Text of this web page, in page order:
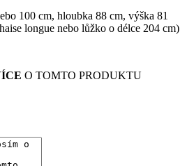
100 cm, hloubka 88 cm, výška 81
longue nebo lůžko o délce 204 cm)
O TOMTO PRODUKTU